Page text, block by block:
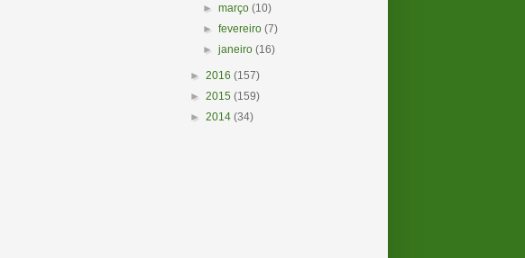
►março(10)
►fevereiro(7)
►janeiro(16)
► 2016 (157)
► 2015 (159)
► 2014 (34)